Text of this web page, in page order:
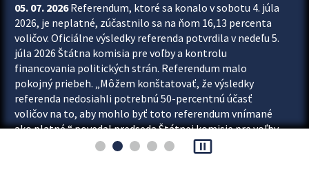
05. 07. 2026Referendum, ktoré sa konalo v sobotu 4. júla
2026, je neplatné, zúčastnilo sa na ňom 16,13 percenta
voličov. Oficiálne výsledky referenda potvrdila v nedeľu 5.
júla 2026 Štátna komisia pre voľby a kontrolu
financovania politických strán. Referendum malo
pokojný priebeh. „Môžem konštatovať, že výsledky
referenda nedosiahli potrebnú 50-percentnú účasť
voličov na to, aby mohlo byť toto referendum vnímané
ako platné,“ povedal predseda Štátnej komisie pre voľby
a kontrolu financovania politických...
pause_presentation